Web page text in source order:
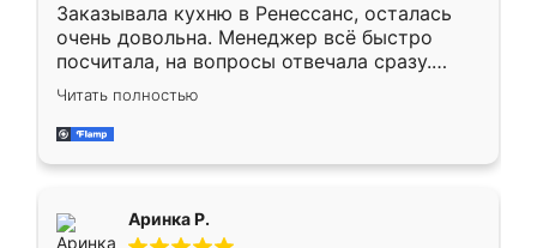
Заказывала кухню в Ренессанс, осталась
очень довольна. Менеджер всё быстро
посчитала, на вопросы отвечала сразу.
Замерщик приехал в субботу, подошёл к
делу со всей ответственностью. Собрали
за день, ребята работали аккуратно, даже
Читать полностью
Аринка Р.